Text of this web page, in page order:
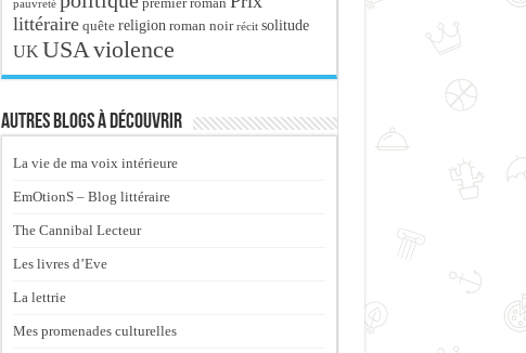
pauvreté
littéraire quête religion roman noir récit solitude
UK USA violence
Autres blogs à découvrir
La vie de ma voix intérieure
EmOtionS – Blog littéraire
The Cannibal Lecteur
Les livres d’Eve
La lettrie
Mes promenades culturelles